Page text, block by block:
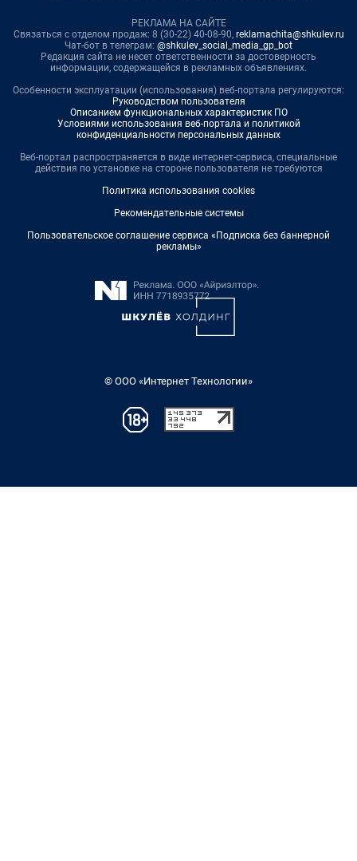
РЕКЛАМА НА САЙТЕ
Связаться с отделом продаж: 8 (30-22) 40-08-90, reklamachita@shkulev.ru
Чат-бот в телеграм: @shkulev_social_media_gp_bot
Редакция сайта не несет ответственности за достоверность
информации, содержащейся в рекламных объявлениях.
Особенности эксплуатации (использования) веб-портала регулируются:
Руководством пользователя
Описанием функциональных характеристик ПО
Условиями использования веб-портала и политикой
конфиденциальности персональных данных
Веб-портал распространяется в виде интернет-сервиса, специальные
действия по установке на стороне пользователя не требуются
Политика использования cookies
Рекомендательные системы
Пользовательское соглашение сервиса «Подписка без баннерной
рекламы»
© ООО «Интернет Технологии»